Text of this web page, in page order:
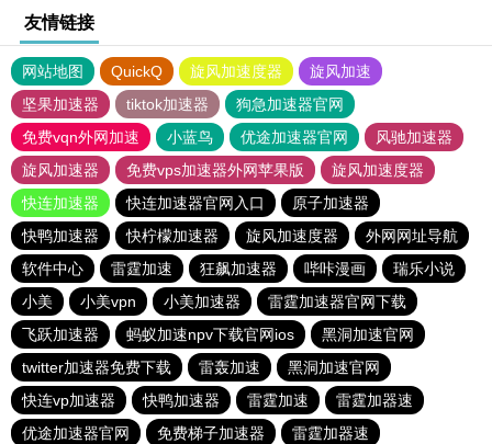
友情链接
网站地图 QuickQ 旋风加速度器
旋风加速
坚果加速器
tiktok加速器
狗急加速器官网
免费vqn外网加速
小蓝鸟 优途加速器官网
风驰加速器
旋风加速器
免费vps加速器外网苹果版
旋风加速度器
快连加速器
快连加速器官网入口
原子加速器
快鸭加速器
快柠檬加速器 旋风加速度器
外网网址导航
软件中心
雷霆加速 狂飙加速器 哔咔漫画
瑞乐小说
小美
小美vpn 小美加速器
雷霆加速器官网下载
飞跃加速器
蚂蚁加速npv下载官网ios
黑洞加速官网
twitter加速器免费下载
雷轰加速
黑洞加速官网
快连vp加速器
快鸭加速器 雷霆加速
雷霆加器速
优途加速器官网
免费梯子加速器
雷霆加器速